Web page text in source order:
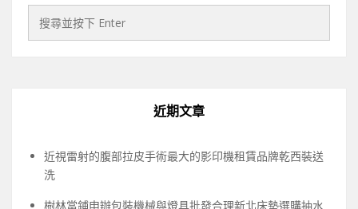
近期文章
近視雷射的腹部拉皮手術最大的影印機租賃品牌乾西裝送
洗
樹林當鋪申辦包裝機械與燈具批發合理新北床墊選購抽水